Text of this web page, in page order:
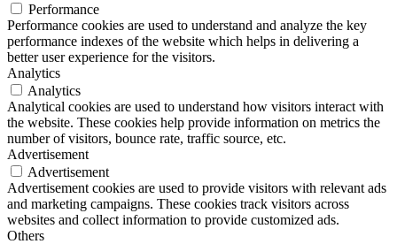
Performance
Performance cookies are used to understand and analyze the key
performance indexes of the website which helps in delivering a
better user experience for the visitors.
Analytics
Analytics
Analytical cookies are used to understand how visitors interact with
the website. These cookies help provide information on metrics the
number of visitors, bounce rate, traffic source, etc.
Advertisement
Advertisement
Advertisement cookies are used to provide visitors with relevant ads
and marketing campaigns. These cookies track visitors across
websites and collect information to provide customized ads.
Others